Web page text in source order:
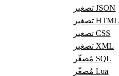
تصغير JSON
تصغير HTML
تصغير CSS
تصغير XML
مُصغّر SQL
مُصغّر Lua